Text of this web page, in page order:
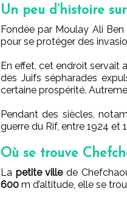
Un peu d’histoire
Fondée par Moulay Ali Ben
pour se protéger des
En effet, cet endroit servait
des Juifs sépharades
certaine prospérité.
Pendant des siècles,
guerre du Rif, entre 1924 et
Où se trouve
La petite villede
600 m d’altitude, elle se